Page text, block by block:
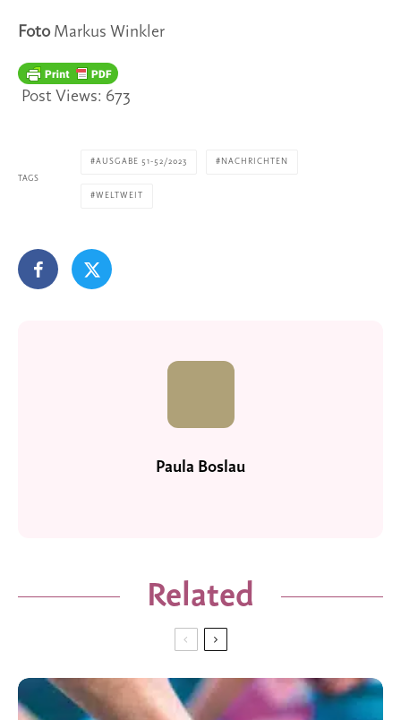
Foto Markus Winkler
Post Views: 673
TAGS
AUSGABE 51-52/2023 NACHRICHTEN
WELTWEIT
Paula Boslau
Related